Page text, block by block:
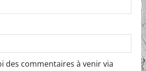
des commentaires à venir via